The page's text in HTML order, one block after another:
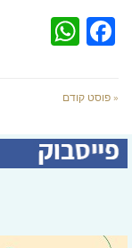
« פוסט קודם